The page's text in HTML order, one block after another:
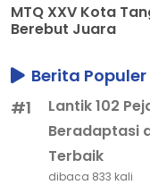
MTQ XXV Kota
Berebut Juara
Berita Populer
#1
Lantik 102
Beradaptasi
Terbaik
dibaca 833 kali